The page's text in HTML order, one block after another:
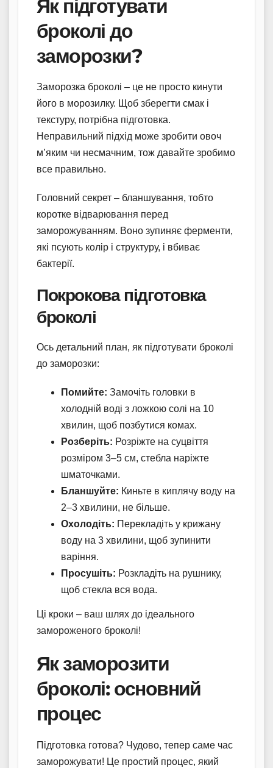
Як підготувати
броколі до
заморозки?
Заморозка броколі – це не просто кинути
його в морозилку. Щоб зберегти смак і
текстуру, потрібна підготовка.
Неправильний підхід може зробити овоч
м’яким чи несмачним, тож давайте зробимо
все правильно.
Головний секрет – бланшування, тобто
коротке відварювання перед
заморожуванням. Воно зупиняє ферменти,
які псують колір і структуру, і вбиває
бактерії.
Покрокова підготовка
броколі
Ось детальний план, як підготувати броколі
до заморозки:
Помийте: Замочіть головки в
холодній воді з ложкою солі на 10
хвилин, щоб позбутися комах.
Розберіть: Розріжте на суцвіття
розміром 3–5 см, стебла наріжте
шматочками.
Бланшуйте: Киньте в киплячу воду на
2–3 хвилини, не більше.
Охолодіть: Перекладіть у крижану
воду на 3 хвилини, щоб зупинити
варіння.
Просушіть: Розкладіть на рушнику,
щоб стекла вся вода.
Ці кроки – ваш шлях до ідеального
замороженого броколі!
Як заморозити
броколі: основний
процес
Підготовка готова? Чудово, тепер саме час
заморожувати! Це простий процес, який